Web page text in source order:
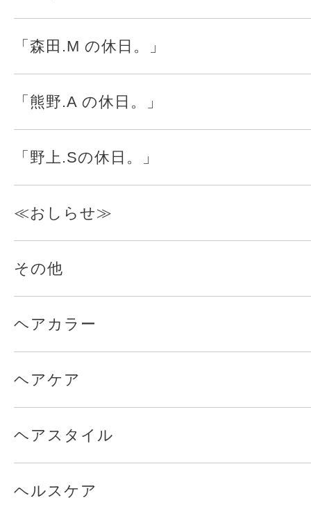
「森田.M の休日。」
「熊野.A の休日。」
「野上.Sの休日。」
≪おしらせ≫
その他
ヘアカラー
ヘアケア
ヘアスタイル
ヘルスケア